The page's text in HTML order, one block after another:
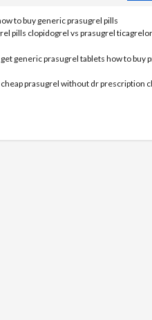
to buy generic prasugrel pills
pills clopidogrel vs prasugrel ticagrelor
generic prasugrel tablets how to buy
prasugrel without dr prescription